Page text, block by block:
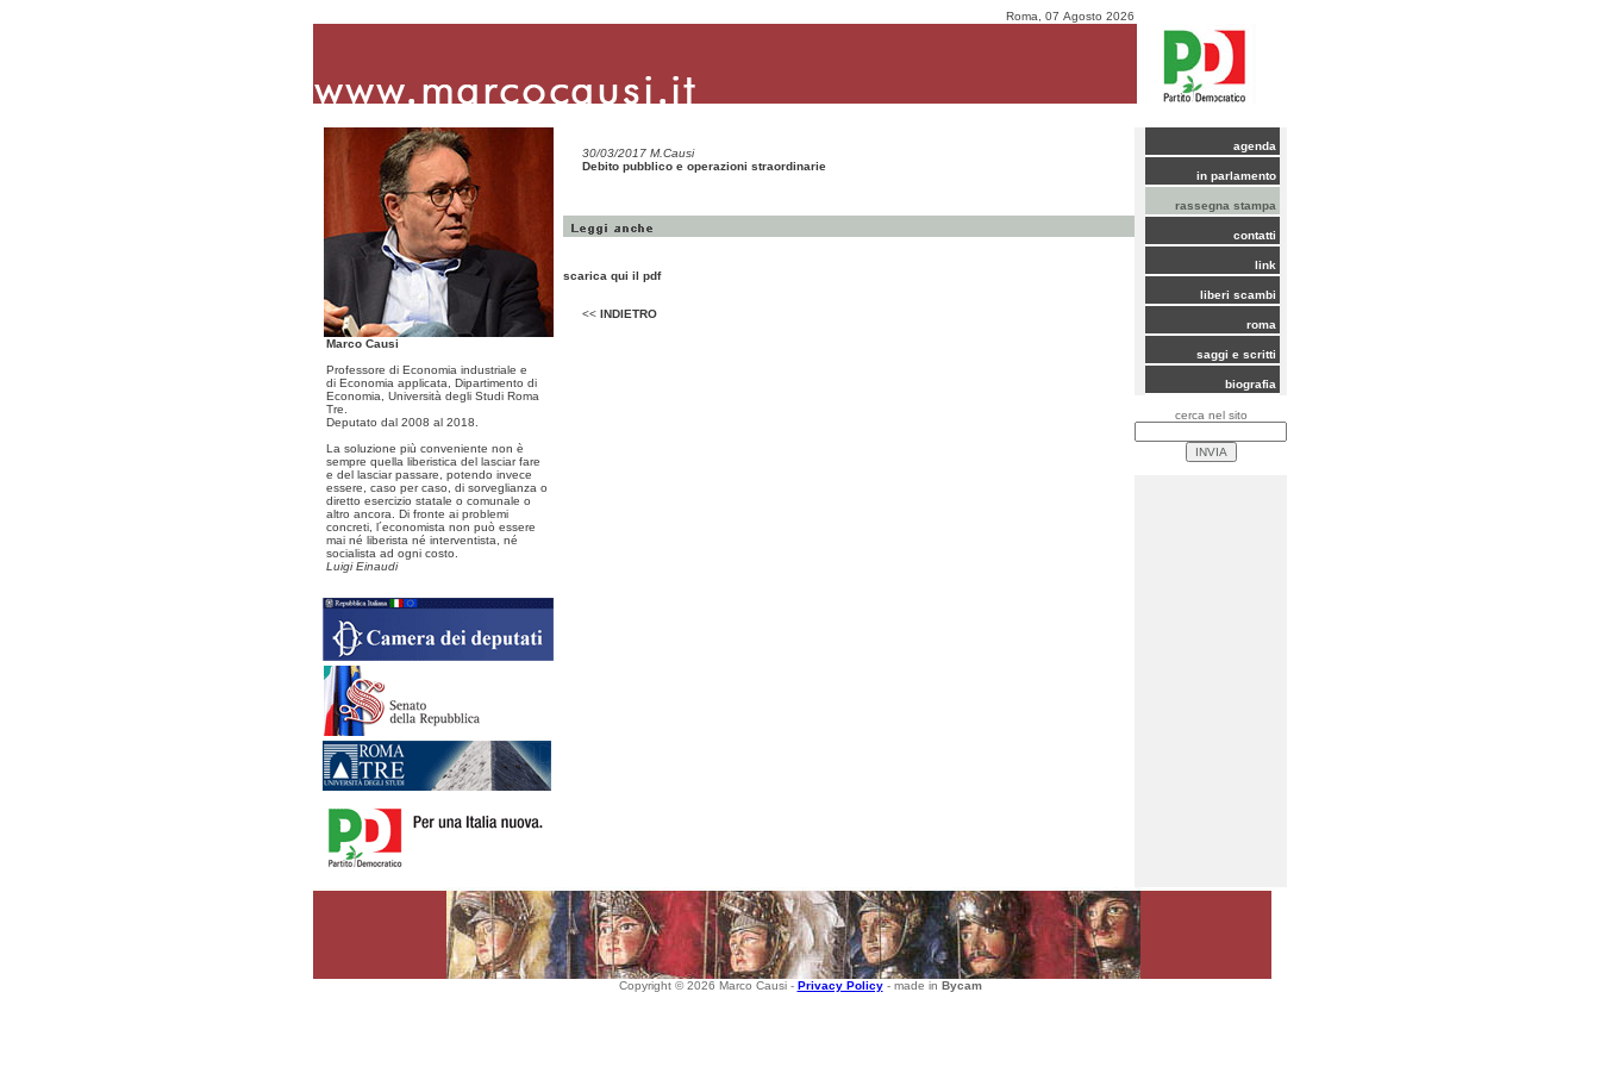
Roma, 07 Agosto 2026
Marco Causi
Professore di Economia industriale e
di Economia applicata, Dipartimento di
Economia, Università degli Studi Roma
Tre.
Deputato dal 2008 al 2018.
La soluzione più conveniente non è
sempre quella liberistica del lasciar fare
e del lasciar passare, potendo invece
essere, caso per caso, di sorveglianza o
diretto esercizio statale o comunale o
altro ancora. Di fronte ai problemi
concreti, l´economista non può essere
mai né liberista né interventista, né
socialista ad ogni costo.
Luigi Einaudi
30/03/2017 M.Causi
Debito pubblico e operazioni straordinarie
scarica qui il pdf
<< INDIETRO
agenda
in parlamento
rassegna stampa
contatti
link
liberi scambi
roma
saggi e scritti
biografia
cerca nel sito
Copyright © 2026 Marco Causi - Privacy Policy- made in Bycam